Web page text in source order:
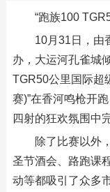
“跑族100
10月31日，由
办，大运河孔雀城
TGR50公里国际超
赛)”在香河鸣枪开
四射的狂欢氛围中
除了比赛以外
圣节酒会、路跑课
动等都吸引了众多